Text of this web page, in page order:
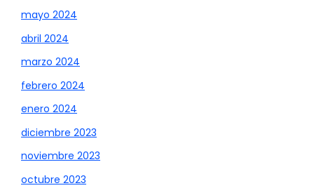
mayo 2024
abril 2024
marzo 2024
febrero 2024
enero 2024
diciembre 2023
noviembre 2023
octubre 2023